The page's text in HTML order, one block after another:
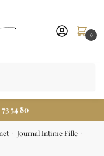
0
54 80
Journal Intime Fille